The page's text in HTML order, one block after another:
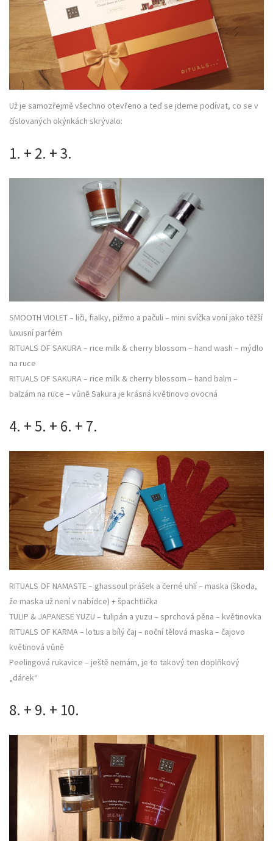
Už je samozřejmě všechno otevřeno a teď se jdeme podívat, co se v
číslovaných okýnkách skrývalo:
1. + 2. + 3.
SMOOTH VIOLET – liči, fialky, pižmo a pačuli – mini svíčka voní jako těžší
luxusní parfém
RITUALS OF SAKURA – rice milk & cherry blossom – hand wash – mýdlo
na ruce
RITUALS OF SAKURA – rice milk & cherry blossom – hand balm –
balzám na ruce – vůně Sakura je krásná květinovo ovocná
4. + 5. + 6. + 7.
RITUALS OF NAMASTE – ghassoul prášek a černé uhlí – maska (škoda,
že maska už není v nabídce) + špachtlička
TULIP & JAPANESE YUZU – tulipán a yuzu – sprchová pěna – květinovka
RITUALS OF KARMA – lotus a bílý čaj – noční tělová maska – čajovo
květinová vůně
Peelingová rukavice – ještě nemám, je to takový ten doplňkový
„dárek“
8. + 9. + 10.